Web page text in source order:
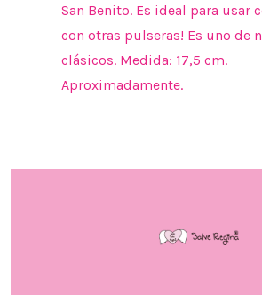
San Benito. Es ideal para usar
con otras pulseras! Es uno de
clásicos. Medida: 17,5 cm.
Aproximadamente.